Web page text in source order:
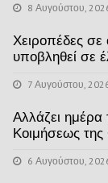
8 Αυγούστου,
Χειροπέδες
υποβληθεί σε
7 Αυγούστου,
Αλλάζει ημέρα
Κοιμήσεως
6 Αυγούστου,